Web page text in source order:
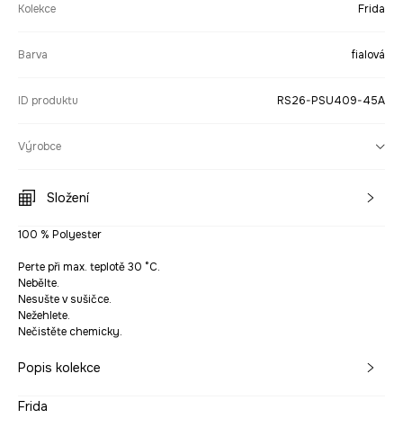
Kolekce Frida
Barva fialová
ID produktu RS26-PSU409-45A
Výrobce
Složení
100 % Polyester
Perte při max. teplotě 30 °C.
Nebělte.
Nesušte v sušičce.
Nežehlete.
Nečistěte chemicky.
Popis kolekce
Frida